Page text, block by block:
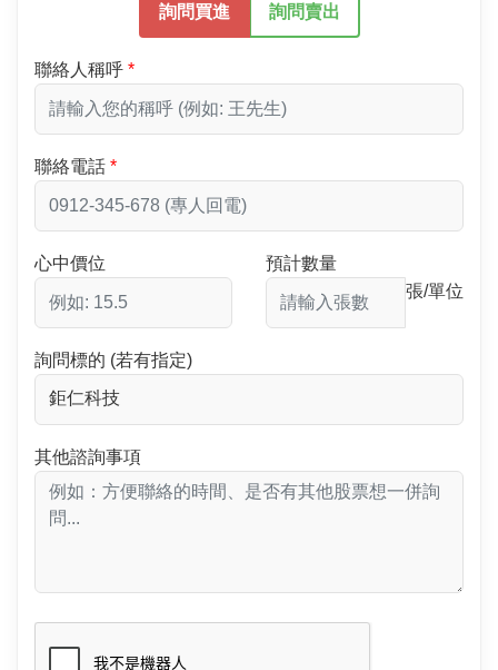
詢問買進 詢問賣出
聯絡人稱呼
聯絡電話
心中價位
預計數量
張/單位
詢問標的 (若有指定)
其他諮詢事項